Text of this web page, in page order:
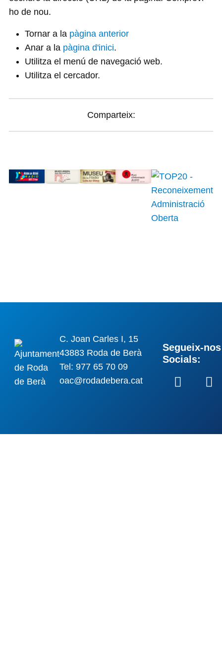
ho de nou.
Tornar a la pàgina anterior
Anar a la pàgina d'inici.
Utilitza el menú de navegació web.
Utilitza el cercador.
Comparteix:
C. Joan Carles I, 15
43883 Roda de Berà
Tel: 977 65 70 09
oac@rodadebera.cat
Segueix-
Socials: